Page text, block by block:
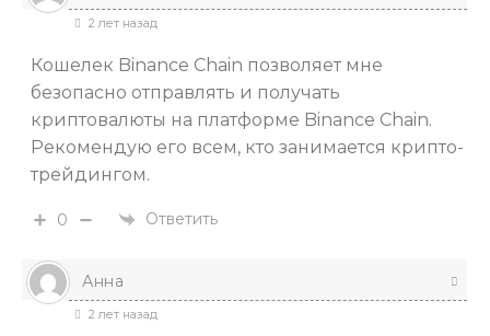
2 лет назад
Кошелек Binance Chain позволяет мне
безопасно отправлять и получать
криптовалюты на платформе Binance Chain.
Рекомендую его всем, кто занимается крипто-
трейдингом.
0 Ответить
Анна
2 лет назад